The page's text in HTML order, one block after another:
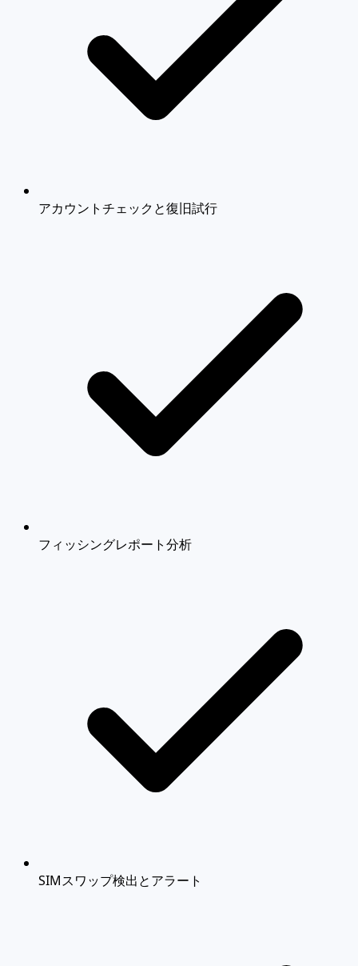
アカウントチェックと復旧試行
フィッシングレポート分析
SIMスワップ検出とアラート